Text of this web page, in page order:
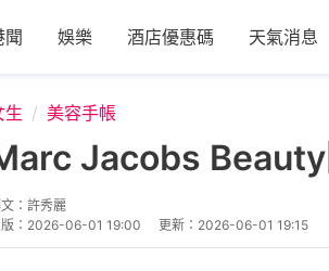
聞 娛樂 酒店優惠碼 天氣消息
生 美容手帳
Jacobs Beauty
： 許秀麗
： 2026-06-01 19:00 更新： 2026-06-01 19:15